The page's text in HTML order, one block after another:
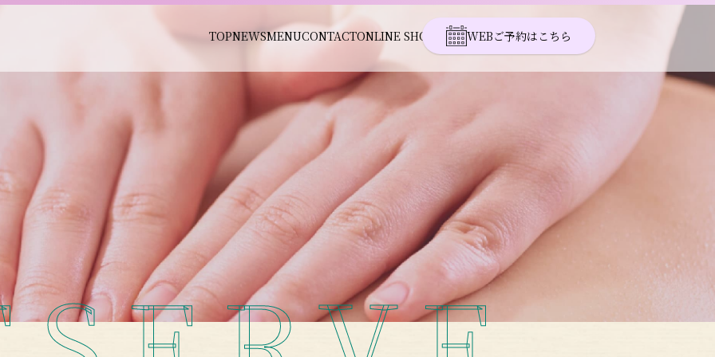
TOPNEWSMENUCONTACTONLINE SHOP WEBご予約はこちら